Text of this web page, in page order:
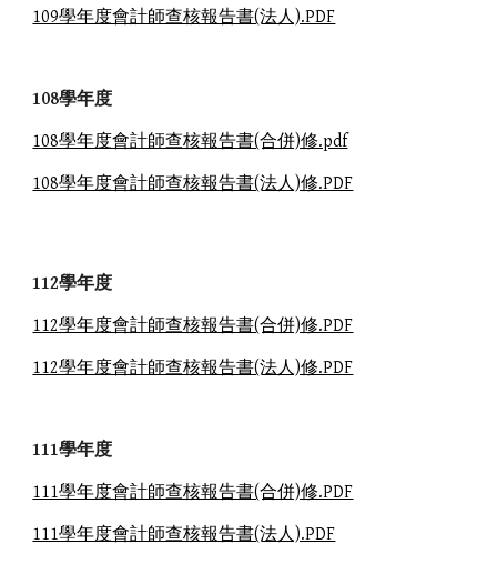
109學年度會計師查核報告書(法人).PDF
108學年度
108學年度會計師查核報告書(合併)修.pdf
108學年度會計師查核報告書(法人)修.PDF
112學年度
112學年度會計師查核報告書(合併)修.PDF
112學年度會計師查核報告書(法人)修.PDF
111學年度
111學年度會計師查核報告書(合併)修.PDF
111學年度會計師查核報告書(法人).PDF